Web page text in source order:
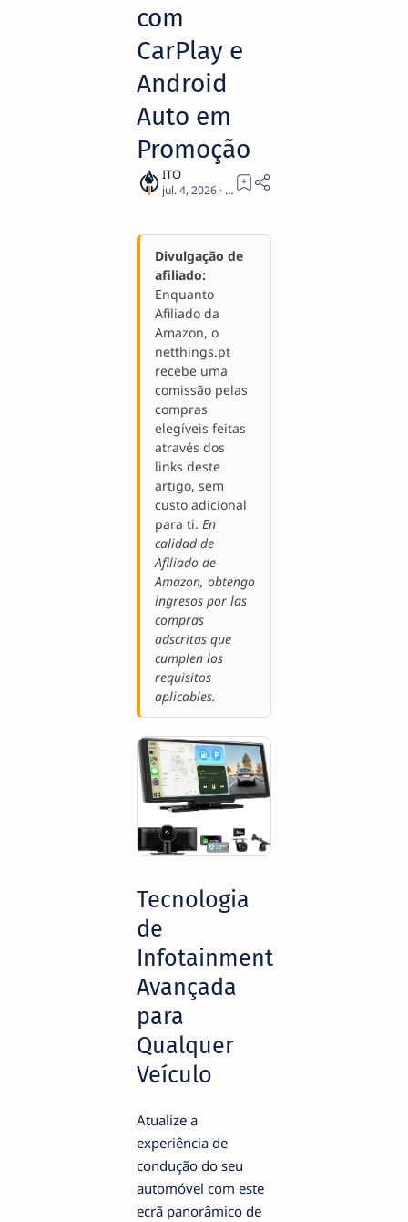
com
CarPlay e
Android
Auto em
Promoção
1
Divulgação de
afiliado:
Enquanto
Afiliado da
Amazon, o
netthings.pt
recebe uma
comissão pelas
compras
elegíveis feitas
através dos
links deste
artigo, sem
custo adicional
para ti. En
calidad de
Afiliado de
Amazon, obtengo
ingresos por las
compras
adscritas que
cumplen los
requisitos
aplicables.
Tecnologia
de
Infotainment
Avançada
para
Qualquer
Veículo
Atualize a
experiência de
condução do seu
automóvel com este
ecrã panorâmico de